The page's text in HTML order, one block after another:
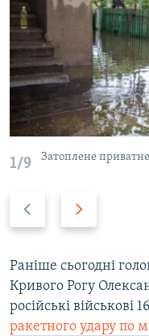
1/9 Затоплене
v
i
o
u
t
s
l
i
Раніше сьогодні
Кривого Рогу
російські військові
ракетного удару по